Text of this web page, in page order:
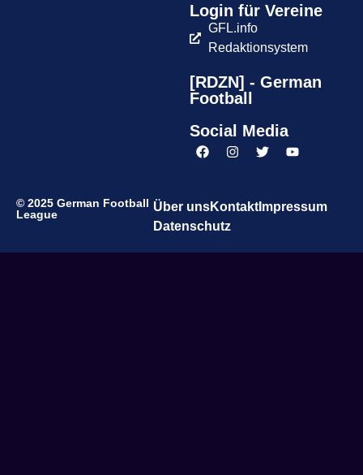
Login für Vereine
GFL.info
Redaktionsystem
[RDZN] - German
Football
Social Media
© 2025 German Football
League
Über unsKontaktImpressum
Datenschutz